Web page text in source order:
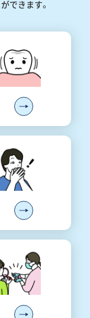
できます。